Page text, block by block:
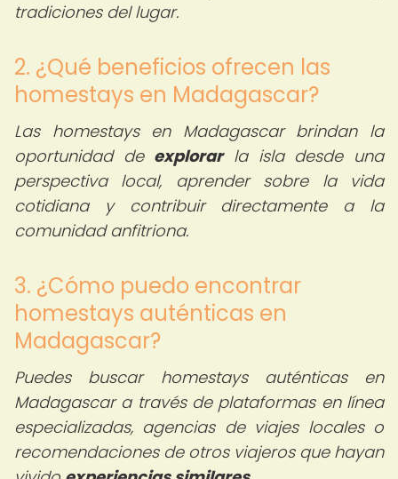
tradiciones del lugar.
2. ¿Qué beneficios ofrecen las
homestays en Madagascar?
Las homestays en Madagascar brindan la
oportunidad de explorarla isla desde una
perspectiva local, aprender sobre la vida
cotidiana y contribuir directamente a la
comunidad anfitriona.
3. ¿Cómo puedo encontrar
homestays auténticas en
Madagascar?
Puedes buscar homestays auténticas en
Madagascar a través de plataformas en línea
especializadas, agencias de viajes locales o
recomendaciones de otros viajeros que hayan